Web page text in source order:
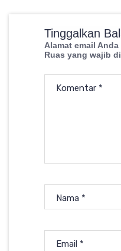
Tinggalkan
Alamat email
Ruas yang wajib
Komentar *
Nama *
Email *